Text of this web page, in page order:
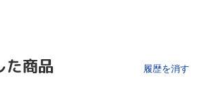
た商品 履歴を消す